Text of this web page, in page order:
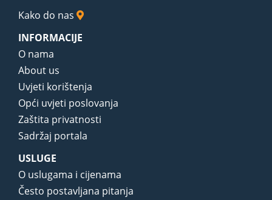
Kako do nas
INFORMACIJE
O nama
About us
Uvjeti korištenja
Opći uvjeti poslovanja
Zaštita privatnosti
Sadržaj portala
USLUGE
O uslugama i cijenama
Često postavljana pitanja